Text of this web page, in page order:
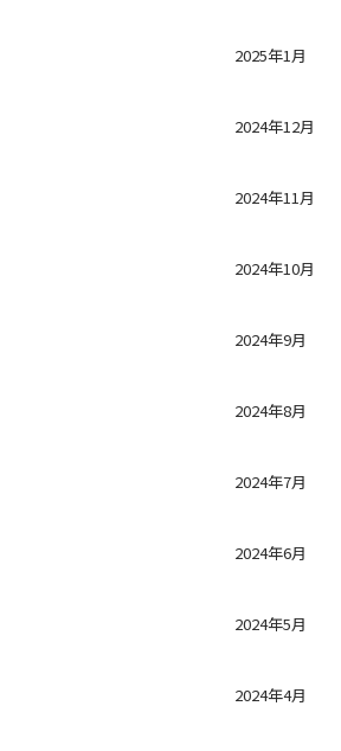
2025年1月
2024年12月
2024年11月
2024年10月
2024年9月
2024年8月
2024年7月
2024年6月
2024年5月
2024年4月